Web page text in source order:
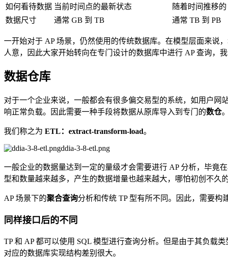
如何看待数据 当前时间点的最新状态
随着时间推移的
数据尺寸
通常 GB 到 TB 通常 TB 到 PB
一开始对于 AP 场景，仍然使用的传统数据库。在模型层面来说
人意，因此大家开始转向在专门设计的数据库中进行 AP 查询，
数据仓库
对于一个企业来说，一般都会有很多偏交易型的系统，如用户
响正常负载。因此需要一种手段将数据从原库导入到专门的数仓。
我们称之为 ETL：extract-transform-load。
ddia-3-8-etl.png
一般企业的数据量达到一定的量级才会需要进行 AP 分析，毕竟
型和数量越来越多，产生的数据增量也越来越大，哪怕初创不久
AP 场景下的聚合查询分析和传统 TP 型有所不同。因此，需要构
同样接口后的不同
TP 和 AP 都可以使用 SQL 模型进行查询分析。但是由于其负载
对应的数据库实现结构差别很大。